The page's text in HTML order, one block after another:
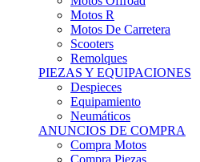
Motos R
Motos De Carretera
Scooters
Remolques
PIEZAS Y EQUIPACIONES
Despieces
Equipamiento
Neumáticos
ANUNCIOS DE COMPRA
Compra Motos
Compra Piezas